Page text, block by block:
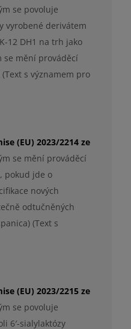
se povoluje
vyrobené derivátem
12 DH1 na trh jako
se mění prováděcí
s významem pro
(EU) 2023/2214 ze
se mění prováděcí
pokud jde o
nových
odtučněných
(Text s
(EU) 2023/2215 ze
se povoluje
6′-sialylaktózy